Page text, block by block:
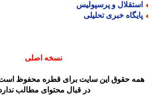
و پرسپولیس
خبری تحلیلی
نسخه اصلی
حقوق این سایت برای قطره محفوظ است.
در قبال محتوای مطالب ندارد.